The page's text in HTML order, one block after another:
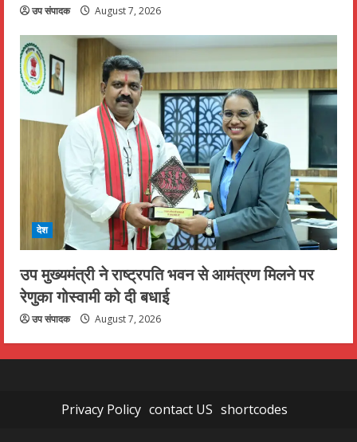
उप संपादक August 7, 2026
देश
उप मुख्यमंत्री ने राष्ट्रपति भवन से आमंत्रण मिलने पर
रेणुका गोस्वामी को दी बधाई
उप संपादक August 7, 2026
Privacy Policy contact US shortcodes